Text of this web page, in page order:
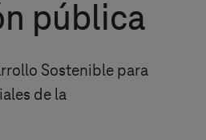
pública
Sostenible para
de la